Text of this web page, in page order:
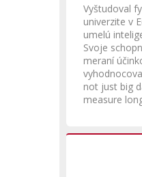
Vyštudoval
univerzite v
umelú
Svoje
meraní
not just big
measure